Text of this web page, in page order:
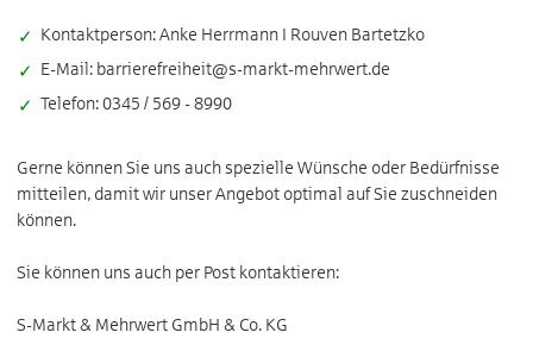
Kontaktperson: Anke Herrmann I Rouven Bartetzko
E-Mail: barrierefreiheit@s-markt-mehrwert.de
Telefon: 0345 / 569 - 8990
Gerne können Sie uns auch spezielle Wünsche oder Bedürfnisse
mitteilen, damit wir unser Angebot optimal auf Sie zuschneiden
können.
Sie können uns auch per Post kontaktieren:
S-Markt & Mehrwert GmbH & Co. KG